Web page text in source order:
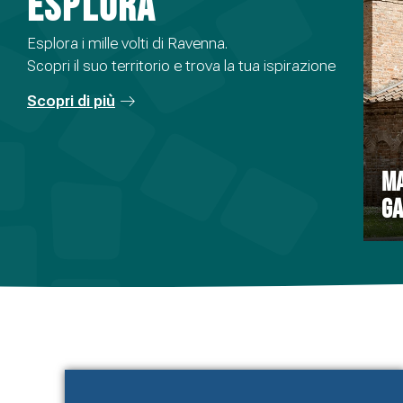
Esplora i mille volti di Ravenna.
Scopri il suo territorio e trova la tua ispirazione
Scopri di più